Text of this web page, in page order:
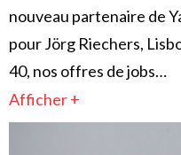
nouveau partenaire de
pour Jörg Riechers,
40, nos offres de jobs…
Afficher +